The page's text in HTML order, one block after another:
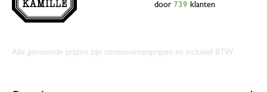
door 739 klanten
Alle genoemde prijzen zijn consumentenprijzen en inclusief BTW.